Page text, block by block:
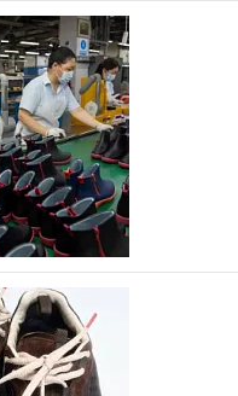
Lamoda -
марок
Lamoda
продукции
марок одежды, обуви и
получат
практически не
мировое производство